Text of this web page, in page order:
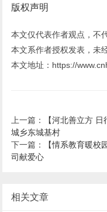
版权声明
本文仅代表作者观点，不
本文系作者授权发表，未
本文地址：https://
上一篇：
【河北善立方
城乡东城基村
下一篇：
【情系教育暖
司献爱心
相关文章